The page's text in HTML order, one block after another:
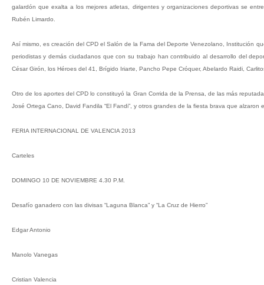
galardón que exalta a los mejores atletas, dirigentes y organizaciones deportivas se
Rubén Limardo.
Así mismo, es creación del CPD el Salón de la Fama del Deporte Venezolano, Institución
periodistas y demás ciudadanos que con su trabajo han contribuido al desarrollo del
César Girón, los Héroes del 41, Brígido Iriarte, Pancho Pepe Cróquer, Abelardo Raidi,
Otro de los aportes del CPD lo constituyó la Gran Corrida de la Prensa, de las más
José Ortega Cano, David Fandila “El Fandi”, y otros grandes de la fiesta brava que
FERIA INTERNACIONAL DE VALENCIA 2013
Carteles
DOMINGO 10 DE NOVIEMBRE 4.30 P.M.
Desafío ganadero con las divisas “Laguna Blanca” y “La Cruz de Hierro”
Edgar Antonio
Manolo Vanegas
Cristian Valencia